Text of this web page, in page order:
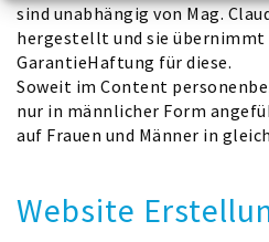
sind unabhängig von Mag.
hergestellt und sie übernimmt
GarantieHaftung für diese.
Soweit im Content
nur in männlicher Form
auf Frauen und Männer in
Website